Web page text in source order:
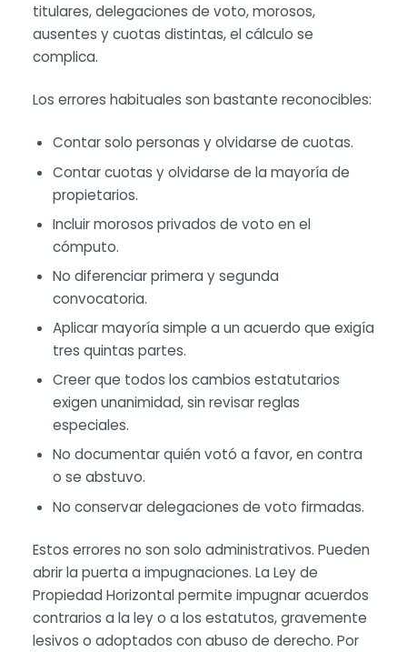
titulares, delegaciones de voto, morosos,
ausentes y cuotas distintas, el cálculo se
complica.
Los errores habituales son bastante reconocibles:
Contar solo personas y olvidarse de cuotas.
Contar cuotas y olvidarse de la mayoría de
propietarios.
Incluir morosos privados de voto en el
cómputo.
No diferenciar primera y segunda
convocatoria.
Aplicar mayoría simple a un acuerdo que exigía
tres quintas partes.
Creer que todos los cambios estatutarios
exigen unanimidad, sin revisar reglas
especiales.
No documentar quién votó a favor, en contra
o se abstuvo.
No conservar delegaciones de voto firmadas.
Estos errores no son solo administrativos. Pueden
abrir la puerta a impugnaciones. La Ley de
Propiedad Horizontal permite impugnar acuerdos
contrarios a la ley o a los estatutos, gravemente
lesivos o adoptados con abuso de derecho. Por